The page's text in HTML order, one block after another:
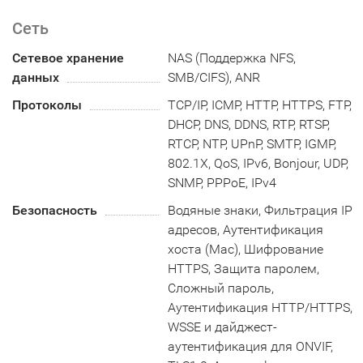
Сеть
Сетевое хранение
данных
NAS (Поддержка NFS,
SMB/CIFS), ANR
Протоколы
TCP/IP, ICMP, HTTP, HTTPS, FTP,
DHCP, DNS, DDNS, RTP, RTSP,
RTCP, NTP, UPnP, SMTP, IGMP,
802.1X, QoS, IPv6, Bonjour, UDP,
SNMP, PPPoE, IPv4
Безопасность
Водяные знаки, Фильтрация IP
адресов, Аутентификация
хоста (Mac), Шифрование
HTTPS, Защита паролем,
Сложный пароль,
Аутентификация HTTP/HTTPS,
WSSE и дайджест-
аутентификация для ONVIF,